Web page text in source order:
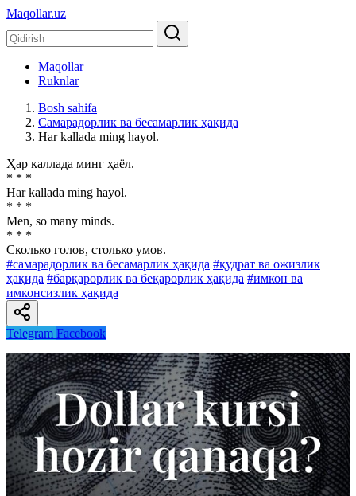
Maqollar.uz
Maqollar
Ruknlar
Bosh sahifa
Самарадорлик ва бесамарлик ҳақида
Har kallada ming hayol.
Ҳар каллада минг ҳаёл.
* * *
Har kallada ming hayol.
* * *
Men, so many minds.
* * *
Сколько голов, столько умов.
#самарадорлик ва бесамарлик ҳақида #қудрат ва ожизлик
ҳақида #барқарорлик ва беқарорлик ҳақида #имкон ва
имконсизлик ҳақида
Telegram Facebook